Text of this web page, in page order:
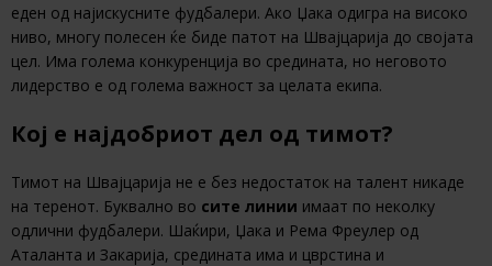
еден од најискусните фудбалери. Ако Џака одигра на високо
ниво, многу полесен ќе биде патот на Швајцарија до својата
цел. Има голема конкуренција во средината, но неговото
лидерство е од голема важност за целата екипа.
Кој е најдобриот дел од тимот?
Тимот на Швајцарија не е без недостаток на талент никаде
на теренот. Буквално во сите линии имаат по неколку
одлични фудбалери. Шаќири, Џака и Рема Фреулер од
Аталанта и Закарија, средината има и цврстина и